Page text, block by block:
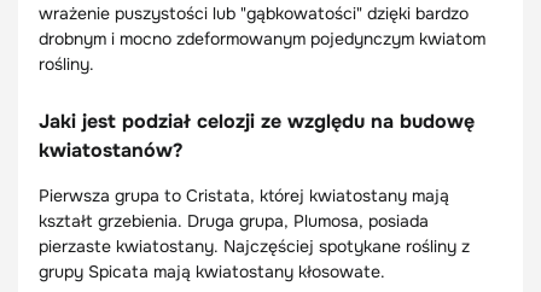
wrażenie puszystości lub "gąbkowatości" dzięki bardzo
drobnym i mocno zdeformowanym pojedynczym kwiatom
rośliny.
Jaki jest podział celozji ze względu na budowę
kwiatostanów?
Pierwsza grupa to Cristata, której kwiatostany mają
kształt grzebienia. Druga grupa, Plumosa, posiada
pierzaste kwiatostany. Najczęściej spotykane rośliny z
grupy Spicata mają kwiatostany kłosowate.